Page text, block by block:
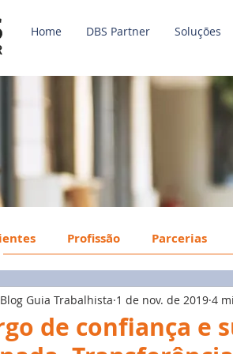
Home DBS Partner Soluções
Profissão Parcerias
FGTS Mercado de Trabalho
de confiança e
Blog Guia Trabalhista 1 de nov. de 2019 4